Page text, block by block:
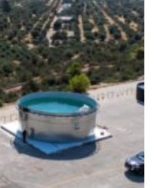
και τη
«Η καλύτερη